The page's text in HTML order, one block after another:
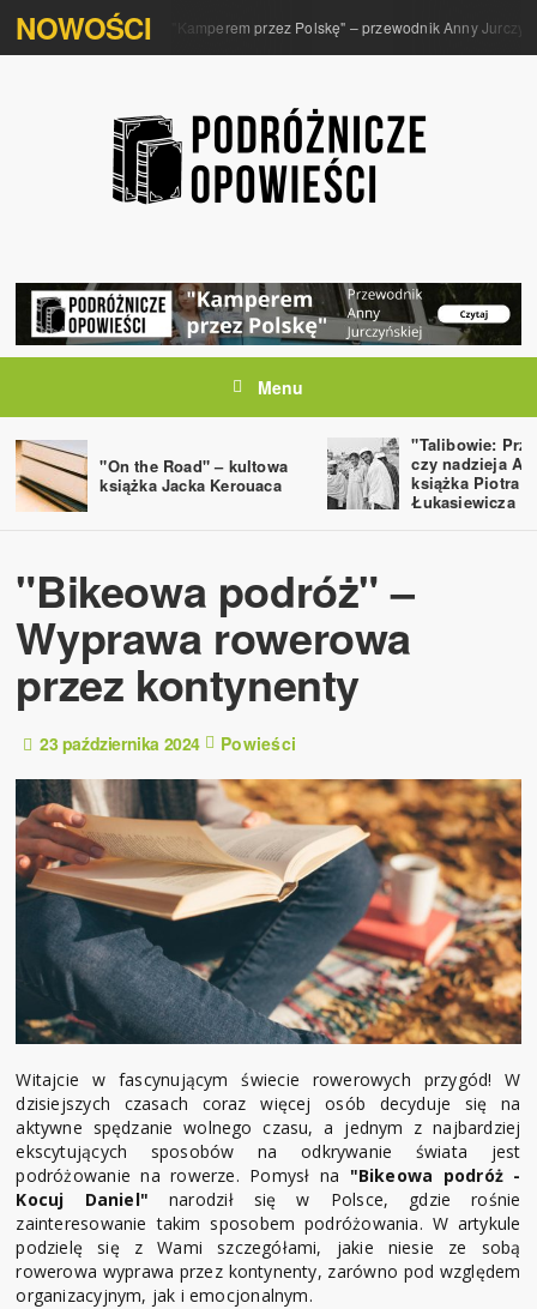
NOWOŚCI "Kamperem przez Polskę" – przewodnik Anny
Menu
"On the Road" – kultowa
książka Jacka Kerouaca
"Talibowie:
czy nadzieja
książka Piotra
Łukasiewicza
"Bikeowa podróż" –
Wyprawa rowerowa
przez kontynenty
23 października 2024 Powieści
Witajcie w fascynującym świecie rowerowych przygód! W
dzisiejszych czasach coraz więcej osób decyduje się na
aktywne spędzanie wolnego czasu, a jednym z najbardziej
ekscytujących sposobów na odkrywanie świata jest
podróżowanie na rowerze. Pomysł na "Bikeowa podróż -
Kocuj Daniel" narodził się w Polsce, gdzie rośnie
zainteresowanie takim sposobem podróżowania. W artykule
podzielę się z Wami szczegółami, jakie niesie ze sobą
rowerowa wyprawa przez kontynenty, zarówno pod względem
organizacyjnym, jak i emocjonalnym.